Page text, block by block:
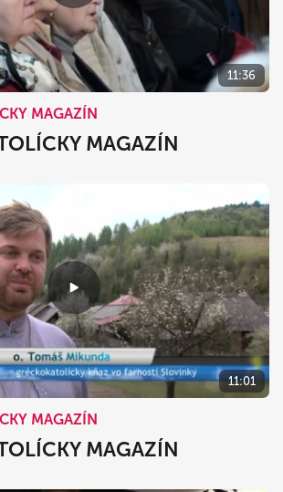
11:36
MAGAZÍN
MAGAZÍN
11:01
MAGAZÍN
MAGAZÍN